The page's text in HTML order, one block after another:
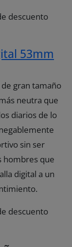
descuento
53mm
gran tamaño
neutra que
diarios de lo
sin ser
hombres que
digital a un
descuento